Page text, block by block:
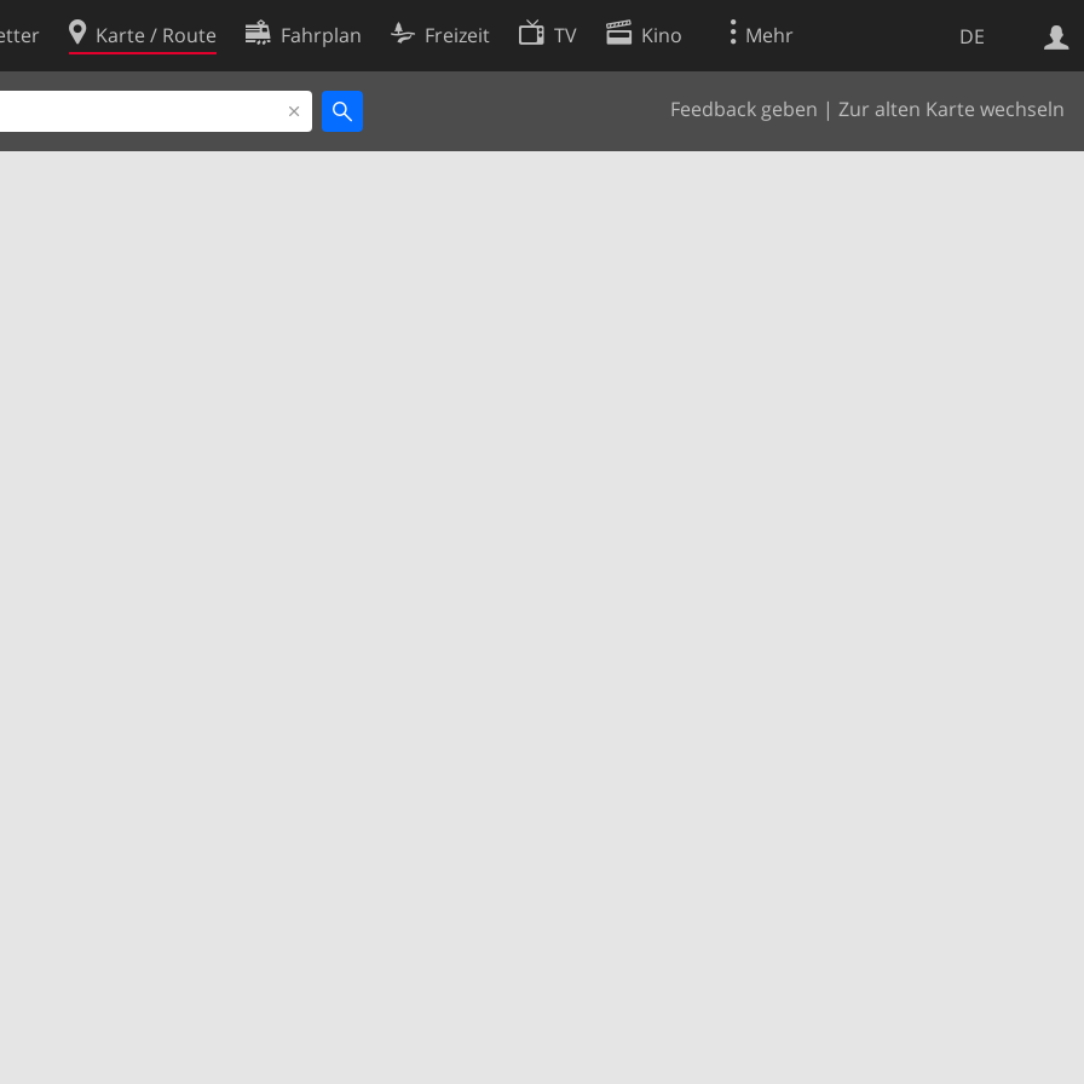
DE
Karte / Route Fahrplan Freizeit TV Kino Mehr
Feedback geben | Zur alten Karte wechseln
Websuche
Cookie-Richtlinie
Cookie-Einstellungen